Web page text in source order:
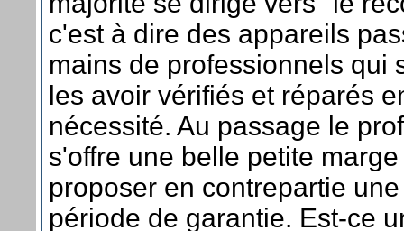
c'est à dire des appareils
mains de professionnels qui
les avoir vérifiés et réparés
nécessité. Au passage le
s'offre une belle petite
proposer en contrepartie
période de garantie. Est-ce